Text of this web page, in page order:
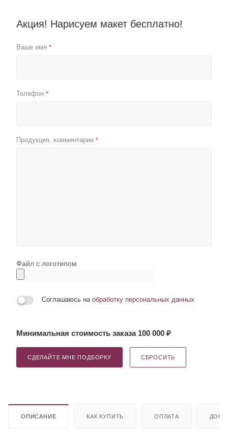
Акция! Нарисуем макет бесплатно!
Ваше имя *
Телефон *
Продукция, комментарии *
Файл с логотипом
Соглашаюсь на обработку персональных данных
Минимальная стоимость заказа 100 000 ₽
СДЕЛАЙТЕ МНЕ ПОДБОРКУ СБРОСИТЬ
ОПИСАНИЕ КАК КУПИТЬ ОПЛАТА